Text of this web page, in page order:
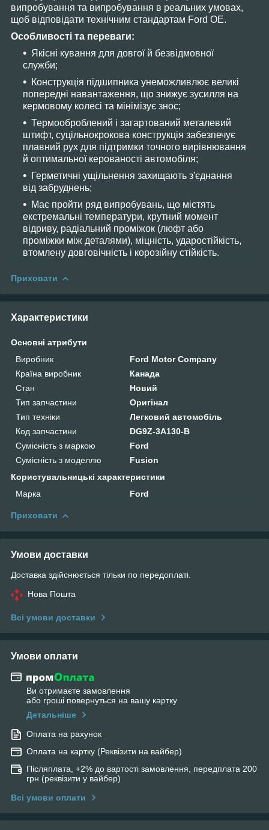
випробування та випробування в реальних умовах,
щоб відповідати технічним стандартам Ford OE.
Особливості та переваги:
Якісні кування для довгої й безвідмовної
служби;
Конструкція підшипника унеможливлює великі
попередні навантаження, що знижує зусилля на
кермовому колесі та мінімізує знос;
Термооброблений і загартований металевий
штифт, суцільнокрокова конструкція забезпечує
плавний рух для підтримки точного вирівнювання
й оптимальної керованості автомобіля;
Герметичні ущільнення захищають з'єднання
від забруднень;
Має пройти ряд випробувань, що містять
екстремальні температури, крутний момент
відриву, радіальний проміжок (люфт або
проміжки між деталями), міцність, ударостійкість,
втомлену довговічність і корозійну стійкість.
Приховати
Характеристики
Основні атрибути
Виробник
Ford Motor Company
Країна виробник
Канада
Стан
Новий
Тип запчастини
Оригінал
Тип техніки
Легковий автомобіль
Код запчастини
DG9Z-3A130-B
Сумісність з маркою
Ford
Сумісність з моделлю
Fusion
Користувальницькі характеристики
Марка
Ford
Приховати
Умови доставки
Доставка здійснюється тільки по передоплаті.
Нова Пошта
Всі умови доставки
Умови оплати
Ви отримаєте замовлення
або гроші повернуться на вашу картку
Детальніше
Оплата на рахунок
Оплата на картку (Реквізити на вайбер)
Післяплата, +2% до вартості замовлення, передплата 200
грн (реквізити у вайбер)
Всі умови оплати